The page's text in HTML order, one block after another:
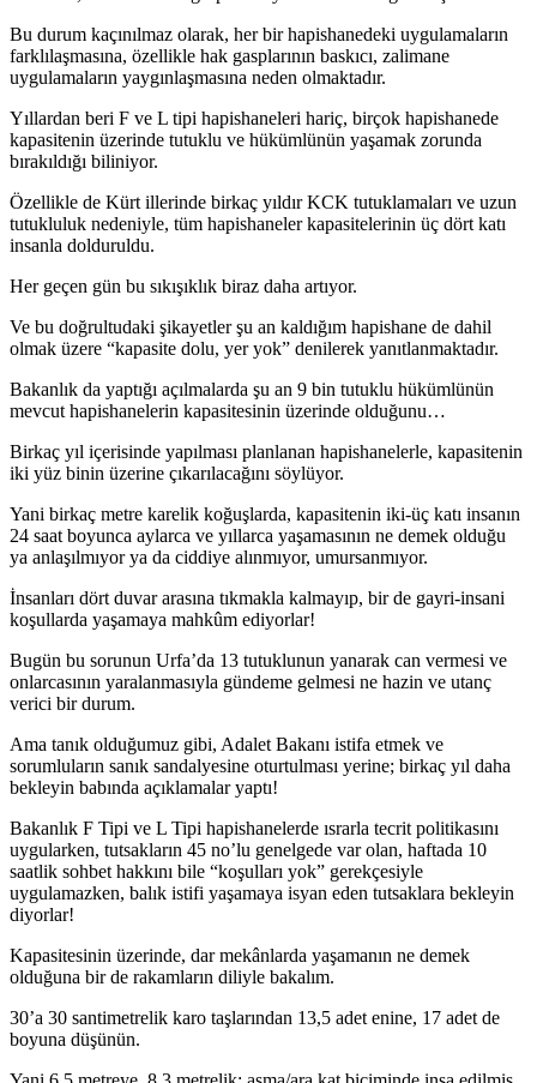
Bu durum kaçınılmaz olarak, her bir hapishanedeki uygulamaların
farklılaşmasına, özellikle hak gasplarının baskıcı, zalimane
uygulamaların yaygınlaşmasına neden olmaktadır.
Yıllardan beri F ve L tipi hapishaneleri hariç, birçok hapishanede
kapasitenin üzerinde tutuklu ve hükümlünün yaşamak zorunda
bırakıldığı biliniyor.
Özellikle de Kürt illerinde birkaç yıldır KCK tutuklamaları ve uzun
tutukluluk nedeniyle, tüm hapishaneler kapasitelerinin üç dört katı
insanla dolduruldu.
Her geçen gün bu sıkışıklık biraz daha artıyor.
Ve bu doğrultudaki şikayetler şu an kaldığım hapishane de dahil
olmak üzere “kapasite dolu, yer yok” denilerek yanıtlanmaktadır.
Bakanlık da yaptığı açılmalarda şu an 9 bin tutuklu hükümlünün
mevcut hapishanelerin kapasitesinin üzerinde olduğunu…
Birkaç yıl içerisinde yapılması planlanan hapishanelerle, kapasitenin
iki yüz binin üzerine çıkarılacağını söylüyor.
Yani birkaç metre karelik koğuşlarda, kapasitenin iki-üç katı insanın
24 saat boyunca aylarca ve yıllarca yaşamasının ne demek olduğu
ya anlaşılmıyor ya da ciddiye alınmıyor, umursanmıyor.
İnsanları dört duvar arasına tıkmakla kalmayıp, bir de gayri-insani
koşullarda yaşamaya mahkûm ediyorlar!
Bugün bu sorunun Urfa’da 13 tutuklunun yanarak can vermesi ve
onlarcasının yaralanmasıyla gündeme gelmesi ne hazin ve utanç
verici bir durum.
Ama tanık olduğumuz gibi, Adalet Bakanı istifa etmek ve
sorumluların sanık sandalyesine oturtulması yerine; birkaç yıl daha
bekleyin babında açıklamalar yaptı!
Bakanlık F Tipi ve L Tipi hapishanelerde ısrarla tecrit politikasını
uygularken, tutsakların 45 no’lu genelgede var olan, haftada 10
saatlik sohbet hakkını bile “koşulları yok” gerekçesiyle
uygulamazken, balık istifi yaşamaya isyan eden tutsaklara bekleyin
diyorlar!
Kapasitesinin üzerinde, dar mekânlarda yaşamanın ne demek
olduğuna bir de rakamların diliyle bakalım.
30’a 30 santimetrelik karo taşlarından 13,5 adet enine, 17 adet de
boyuna düşünün.